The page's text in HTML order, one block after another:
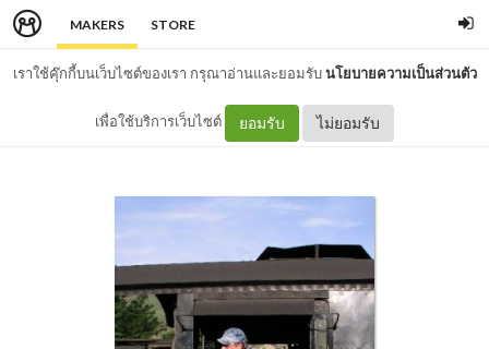
MAKERS STORE
เราใช้คุ๊กกี้บนเว็บไซต์ของเรา กรุณาอ่านและยอมรับนโยบายความเป็นส่วนตัว
เพื่อใช้บริการเว็บไซต์ ยอมรับ ไม่ยอมรับ